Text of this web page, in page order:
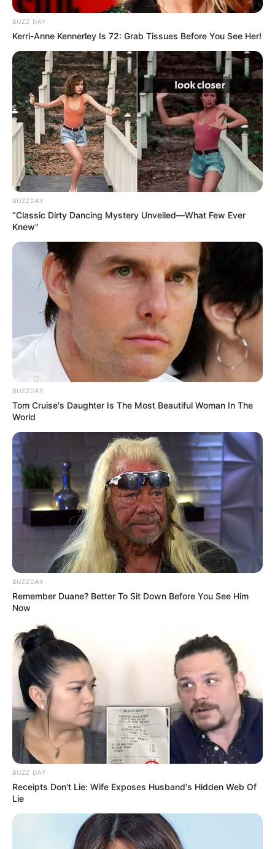
BUZZ DAY
Kerri-Anne Kennerley Is 72: Grab Tissues Before You See Her!
BUZZDAY
“Classic Dirty Dancing Mystery Unveiled—What Few Ever
Knew"
BUZZDAY
Tom Cruise's Daughter Is The Most Beautiful Woman In The
World
BUZZDAY
Remember Duane? Better To Sit Down Before You See Him
Now
BUZZ DAY
Receipts Don't Lie: Wife Exposes Husband's Hidden Web Of
Lie